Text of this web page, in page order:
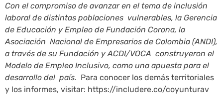
Con el compromiso de avanzar en el tema de inclusión
laboral de distintas poblaciones vulnerables, la Gerencia
de Educación y Empleo de Fundación Corona, la
Asociación Nacional de Empresarios de Colombia (ANDI),
a través de su Fundación y ACDI/VOCA construyeron el
Modelo de Empleo Inclusivo, como una apuesta para el
desarrollo del país. Para conocer los demás territoriales
y los informes, visitar: https://includere.co/coyunturav